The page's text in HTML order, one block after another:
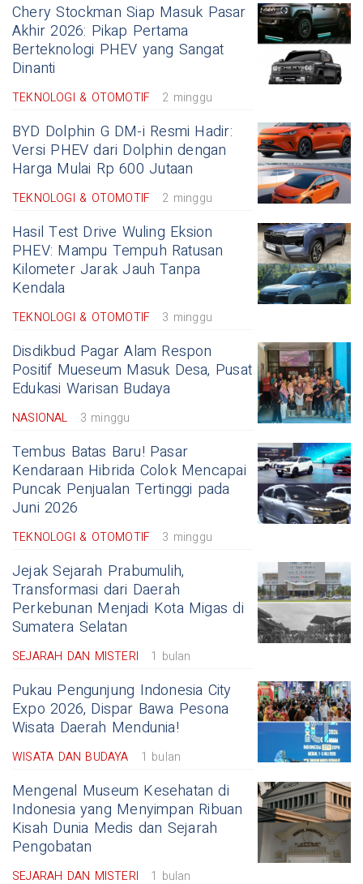
Chery Stockman Siap Masuk Pasar
Akhir 2026: Pikap Pertama
Berteknologi PHEV yang Sangat
Dinanti
TEKNOLOGI & OTOMOTIF 2 minggu
BYD Dolphin G DM-i Resmi Hadir:
Versi PHEV dari Dolphin dengan
Harga Mulai Rp 600 Jutaan
TEKNOLOGI & OTOMOTIF 2 minggu
Hasil Test Drive Wuling Eksion
PHEV: Mampu Tempuh Ratusan
Kilometer Jarak Jauh Tanpa
Kendala
TEKNOLOGI & OTOMOTIF 3 minggu
Disdikbud Pagar Alam Respon
Positif Mueseum Masuk Desa, Pusat
Edukasi Warisan Budaya
NASIONAL 3 minggu
Tembus Batas Baru! Pasar
Kendaraan Hibrida Colok Mencapai
Puncak Penjualan Tertinggi pada
Juni 2026
TEKNOLOGI & OTOMOTIF 3 minggu
Jejak Sejarah Prabumulih,
Transformasi dari Daerah
Perkebunan Menjadi Kota Migas di
Sumatera Selatan
SEJARAH DAN MISTERI 1 bulan
Pukau Pengunjung Indonesia City
Expo 2026, Dispar Bawa Pesona
Wisata Daerah Mendunia!
WISATA DAN BUDAYA 1 bulan
Mengenal Museum Kesehatan di
Indonesia yang Menyimpan Ribuan
Kisah Dunia Medis dan Sejarah
Pengobatan
SEJARAH DAN MISTERI 1 bulan